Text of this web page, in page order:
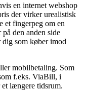
en internet webshop
der virker urealistisk
et fingerpeg om en
den anden side
dig som køber imod
mobilbetaling. Som
f.eks. ViaBill, i
længere tidsrum.